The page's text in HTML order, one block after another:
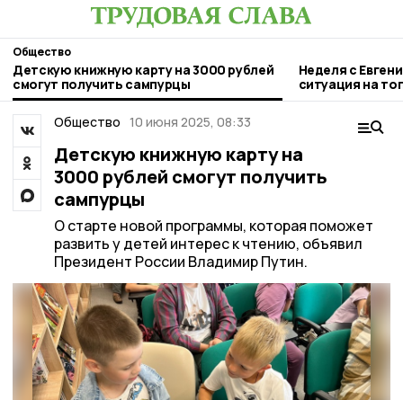
Общество
Детскую книжную карту на 3000 рублей
смогут получить сампурцы
Неделя с
ситуация на
городе и
Общество 10 июня 2025, 08:33
Детскую книжную карту на
3000 рублей смогут получить
сампурцы
О старте новой программы, которая поможет
развить у детей интерес к чтению, объявил
Президент России Владимир Путин.